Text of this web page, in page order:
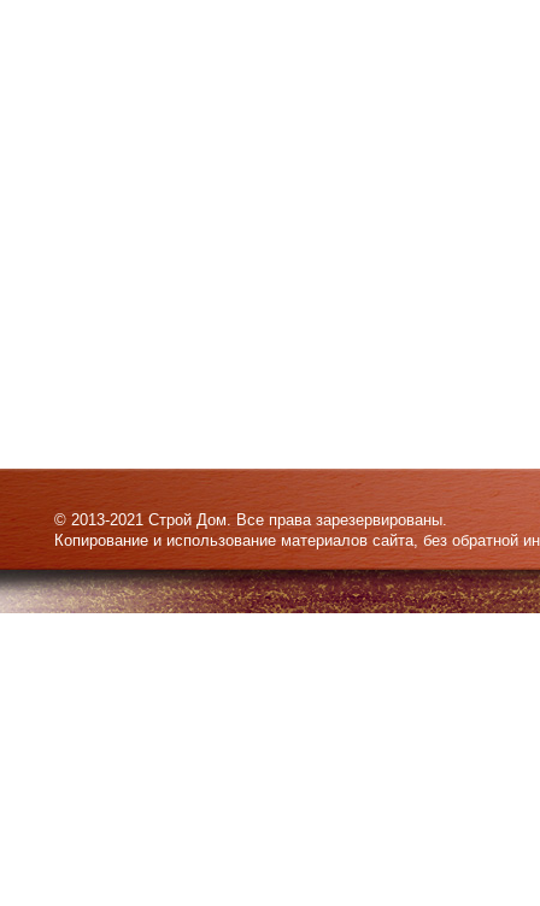
© 2013-2021 Строй Дом. Все права зарезервированы.
Копирование и использование материалов сайта, без обратной